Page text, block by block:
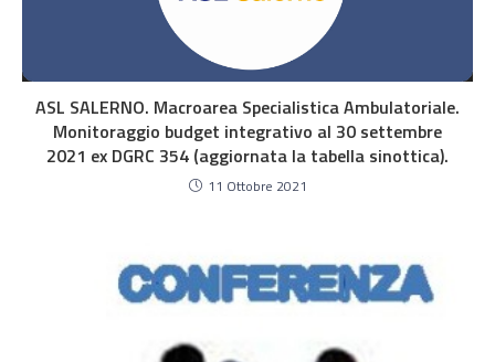
ASL SALERNO. Macroarea Specialistica Ambulatoriale.
Monitoraggio budget integrativo al 30 settembre
2021 ex DGRC 354 (aggiornata la tabella sinottica).
11 Ottobre 2021